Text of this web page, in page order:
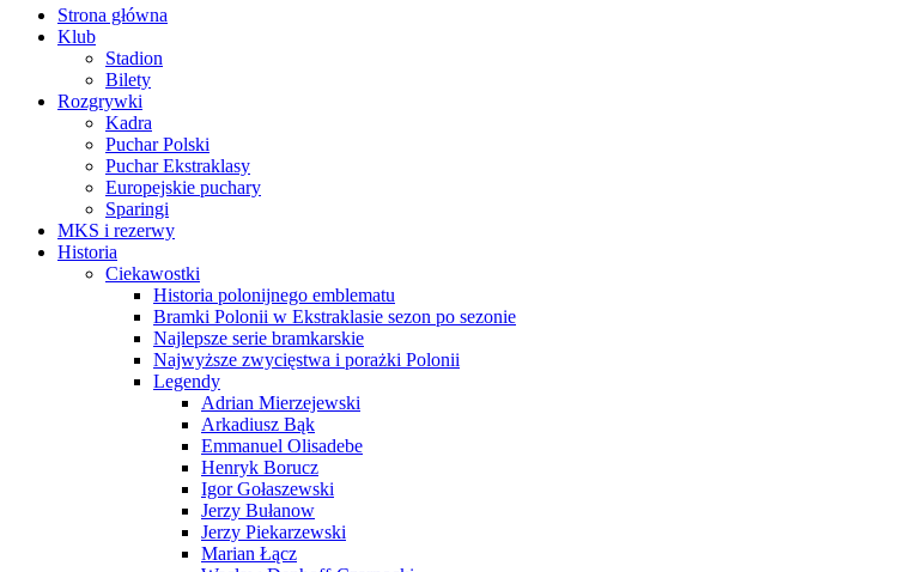
Strona główna
Klub
Stadion
Bilety
Rozgrywki
Kadra
Puchar Polski
Puchar Ekstraklasy
Europejskie puchary
Sparingi
MKS i rezerwy
Historia
Ciekawostki
Historia polonijnego emblematu
Bramki Polonii w Ekstraklasie sezon po sezonie
Najlepsze serie bramkarskie
Najwyższe zwycięstwa i porażki Polonii
Legendy
Adrian Mierzejewski
Arkadiusz Bąk
Emmanuel Olisadebe
Henryk Borucz
Igor Gołaszewski
Jerzy Bułanow
Jerzy Piekarzewski
Marian Łącz